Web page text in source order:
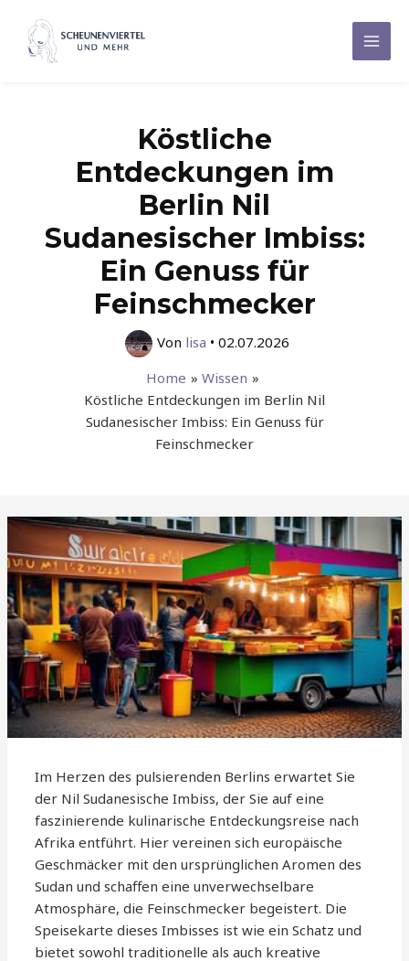
Inhalt
springen
Main
Köstliche
Entdeckungen im
Berlin Nil
Sudanesischer Imbiss:
Ein Genuss für
Feinschmecker
Von lisa • 02.07.2026
Home
Wissen
Köstliche Entdeckungen im Berlin Nil
Sudanesischer Imbiss: Ein Genuss für
Feinschmecker
Im Herzen des pulsierenden Berlins erwartet Sie
der Nil Sudanesische Imbiss, der Sie auf eine
faszinierende kulinarische Entdeckungsreise nach
Afrika entführt. Hier vereinen sich europäische
Geschmäcker mit den ursprünglichen Aromen des
Sudan und schaffen eine unverwechselbare
Atmosphäre, die Feinschmecker begeistert. Die
Speisekarte dieses Imbisses ist wie ein Schatz und
bietet sowohl traditionelle als auch kreative